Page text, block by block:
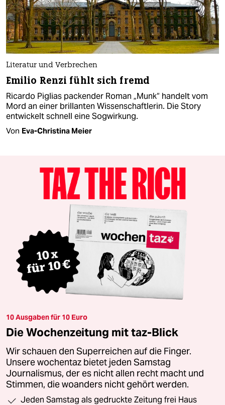
Literatur und Verbrechen
Emilio Renzi fühlt sich fremd
Ricardo Piglias packender Roman „Munk“ handelt vom
Mord an einer brillanten Wissenschaftlerin. Die Story
entwickelt schnell eine Sogwirkung.
Von Eva-Christina Meier
10 Ausgaben für 10 Euro
Die Wochenzeitung mit taz-Blick
Wir schauen den Superreichen auf die Finger.
Unsere wochentaz bietet jeden Samstag
Journalismus, der es nicht allen recht macht und
Stimmen, die woanders nicht gehört werden.
Jeden Samstag als gedruckte Zeitung frei Haus